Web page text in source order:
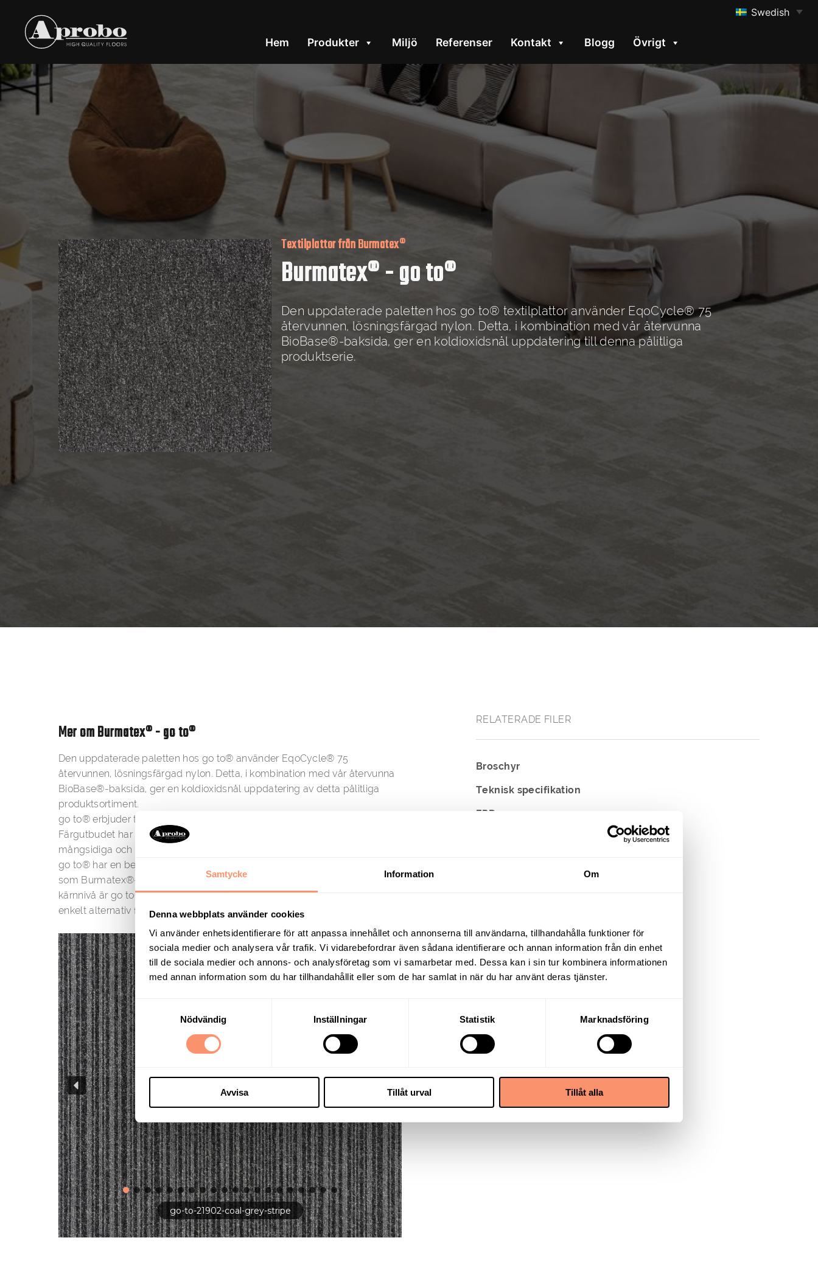
Samtycke Information Om
Denna webbplats använder cookies
Vi använder enhetsidentifierare för att anpassa innehållet och annonserna till användarna, tillhandahålla funktioner för
sociala medier och analysera vår trafik. Vi vidarebefordrar även sådana identifierare och annan information från din enhet
till de sociala medier och annons- och analysföretag som vi samarbetar med. Dessa kan i sin tur kombinera informationen
med annan information som du har tillhandahållit eller som de har samlat in när du har använt deras tjänster.
Samtyckesval
Nödvändig
Inställningar Statistik Marknadsföring
Avvisa Tillåt urval Tillåt alla
Hem Produkter Miljö Referenser Kontakt Blogg Övrigt
Swedish
Textilplattor från Burmatex®
Burmatex® - go to®
Den uppdaterade paletten hos go to® textilplattor använder EqoCycle® 75
återvunnen, lösningsfärgad nylon. Detta, i kombination med vår återvunna
BioBase®-baksida, ger en koldioxidsnål uppdatering till denna pålitliga
produktserie.
Mer om Burmatex® - go to®
Den uppdaterade paletten hos go to® använder EqoCycle® 75
återvunnen, lösningsfärgad nylon. Detta, i kombination med vår återvunna
BioBase®-baksida, ger en koldioxidsnål uppdatering av detta pålitliga
produktsortiment.
go to® erbjuder två designer, sexton enfärgade och fyra randiga alternativ.
Färgutbudet har utökats för att skapa denna attraktivt praktiska,
mångsidiga och flexibla palett.
go to® har en beprövad meritlista av hög prestanda och motståndskraft
som Burmatex®-mattplattor är kända för. Denna serie med öglor på
kärnnivå är go to®-valet för användare som letar efter ett snabbt och
enkelt alternativ för mattläggning.
go-to-21902-coal-grey-stripe
RELATERADE FILER
Broschyr
Teknisk specifikation
EPD